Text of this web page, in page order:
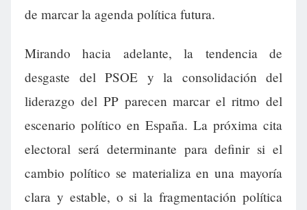
de marcar la agenda política futura.
Mirando hacia adelante, la tendencia de
desgaste del PSOE y la consolidación del
liderazgo del PP parecen marcar el ritmo del
escenario político en España. La próxima cita
electoral será determinante para definir si el
cambio político se materializa en una mayoría
clara y estable, o si la fragmentación política